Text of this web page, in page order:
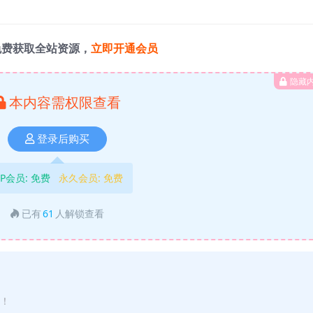
获取全站资源， 立即开通会员
隐藏
本内容需权限查看
登录后购买
会员: 免费 永久会员: 免费
已有61 人解锁查看